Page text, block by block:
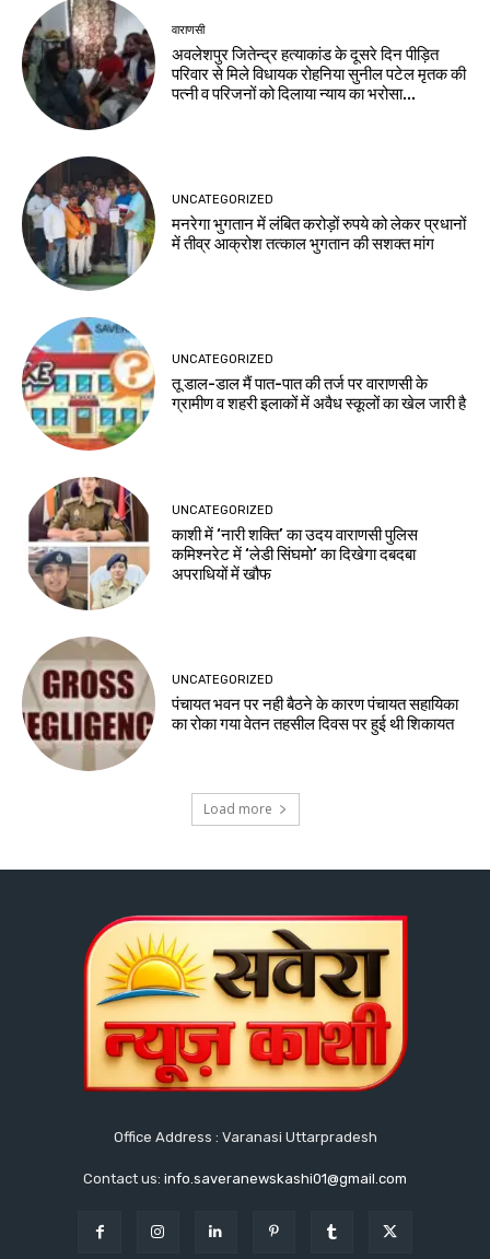
वाराणसी
अवलेशपुर जितेन्द्र हत्याकांड के दूसरे दिन पीड़ित
परिवार से मिले विधायक रोहनिया सुनील पटेल मृतक की
पत्नी व परिजनों को दिलाया न्याय का भरोसा...
UNCATEGORIZED
मनरेगा भुगतान में लंबित करोड़ों रुपये को लेकर प्रधानों
में तीव्र आक्रोश तत्काल भुगतान की सशक्त मांग
UNCATEGORIZED
तू डाल-डाल मैं पात-पात की तर्ज पर वाराणसी के
ग्रामीण व शहरी इलाकों में अवैध स्कूलों का खेल जारी है
UNCATEGORIZED
काशी में ‘नारी शक्ति’ का उदय वाराणसी पुलिस
कमिश्नरेट में ‘लेडी सिंघमो’ का दिखेगा दबदबा
अपराधियों में खौफ
UNCATEGORIZED
पंचायत भवन पर नही बैठने के कारण पंचायत सहायिका
का रोका गया वेतन तहसील दिवस पर हुई थी शिकायत
Load more
Office Address : Varanasi Uttarpradesh
Contact us: info.saveranewskashi01@gmail.com